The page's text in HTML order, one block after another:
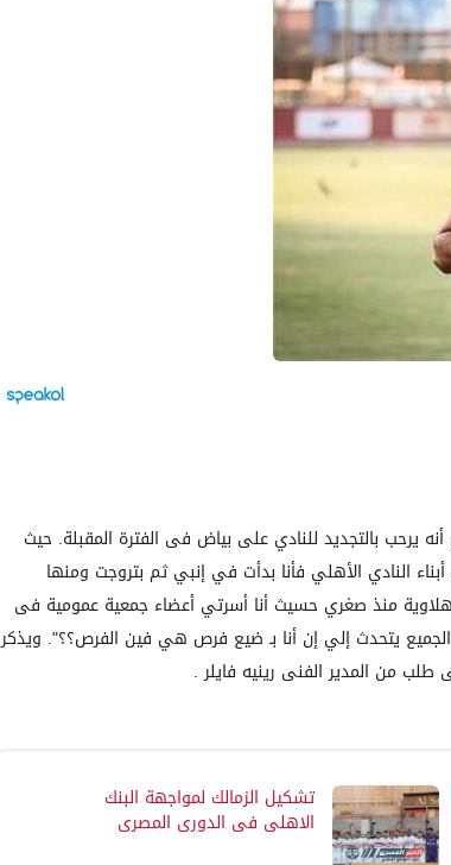
يرحب بالتجديد للنادي على بياض فى الفترة المقبلة. حيث
النادي الأهلي فأنا بدأت في إنبي ثم بتروجت ومنها
منذ صغري حسيث أنا أسرتي أعضاء جمعية عمومية فى
يتحدث إلي إن أنا بـ ضيع فرص هي فين الفرص؟؟". ويذكر
من المدير الفنى رينيه فايلر .
تشكيل الزمالك لمواجهة البنك
الاهلي فى الدورى المصرى